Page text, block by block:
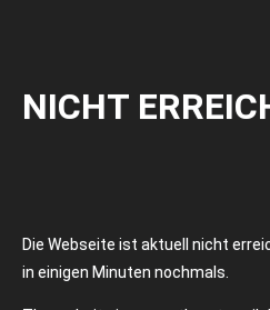
NICHT
Die Webseite ist aktuell nicht
in einigen Minuten nochmals.